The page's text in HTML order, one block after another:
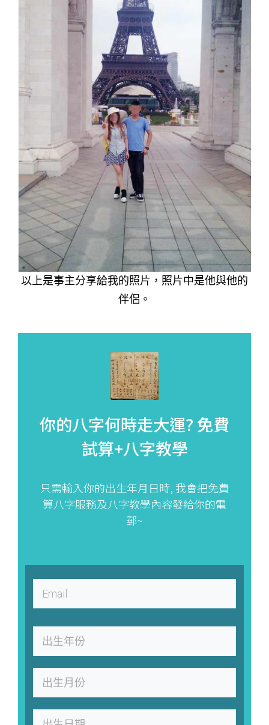
以上是事主分享給我的照片，照片中是他與他的
伴侶。
你的八字何時走大運? 免費
試算+八字教學
只需輸入你的出生年月日時, 我會把免費
算八字服務及八字教學內容發給你的電
郵~